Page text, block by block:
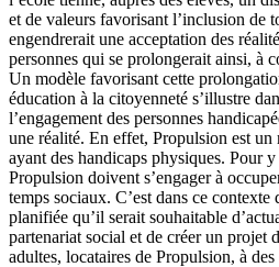
et de valeurs favorisant l’inclusion de
engendrerait une acceptation des
personnes qui se prolongerait ainsi, à
Un modèle favorisant cette
éducation à la citoyenneté s’illustre
l’engagement des personnes
une réalité. En effet, Propulsion est
ayant des handicaps physiques. Pour
Propulsion doivent s’engager à
temps sociaux. C’est dans ce
planifiée qu’il serait souhaitable
partenariat social et de créer un projet
adultes, locataires de Propulsion, à